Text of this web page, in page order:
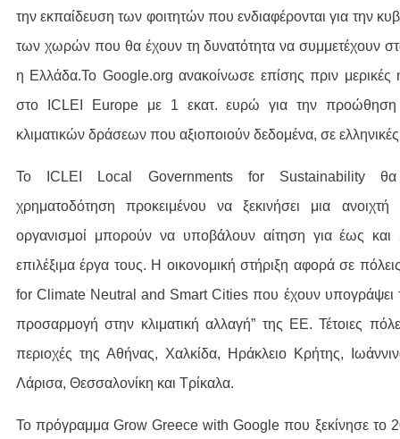
την εκπαίδευση των φοιτητών που ενδιαφέρονται για την
των χωρών που θα έχουν τη δυνατότητα να συμμετέχουν
η Ελλάδα.Το Google.org ανακοίνωσε επίσης πριν μερικές
στο ICLEI Europe με 1 εκατ. ευρώ για την προώθηση
κλιματικών δράσεων που αξιοποιούν δεδομένα, σε
Το ICLEI Local Governments for Sustainability θα
χρηματοδότηση προκειμένου να ξεκινήσει μια
οργανισμοί μπορούν να υποβάλουν αίτηση για έως
επιλέξιμα έργα τους. Η οικονομική στήριξη αφορά σε
for Climate Neutral and Smart Cities που έχουν υπογράψει
προσαρμογή στην κλιματική αλλαγή” της ΕΕ. Τέτοιες
περιοχές της Αθήνας, Χαλκίδα, Ηράκλειο Κρήτης,
Λάρισα, Θεσσαλονίκη και Τρίκαλα.
Το πρόγραμμα Grow Greece with Google που ξεκίνησε το